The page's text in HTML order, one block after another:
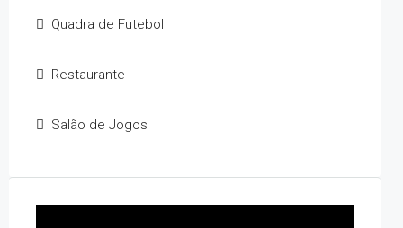
Quadra de Futebol
Restaurante
Salão de Jogos